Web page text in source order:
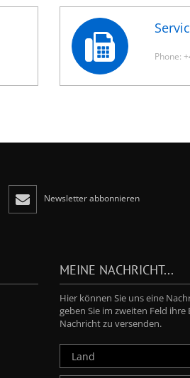
Phone:
Newsletter abbonnieren
MEINE NACHRICHT...
Hier können Sie uns eine
geben Sie im zweiten Feld
Nachricht zu versenden.